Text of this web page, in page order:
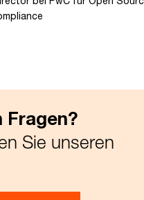
Fragen?
Sie unseren